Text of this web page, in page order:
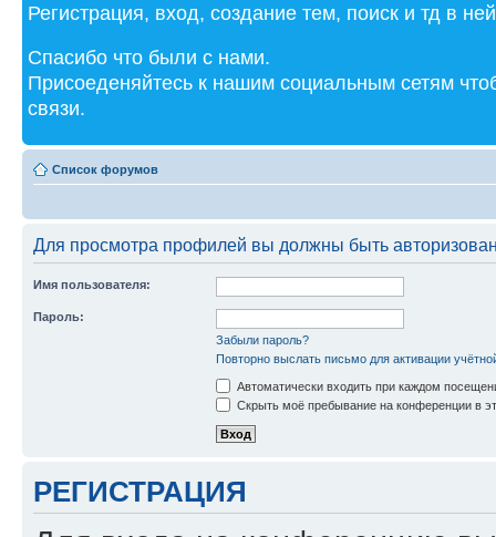
Регистрация, вход, создание тем, поиск и тд в
Спасибо что были с нами.
Присоеденяйтесь к нашим социальным сетям
связи.
Список форумов
Для просмотра профилей вы должны быть
Имя пользователя:
Пароль:
Забыли пароль?
Повторно выслать письмо для активации
Автоматически входить при каждом
Скрыть моё пребывание на конференции в
РЕГИСТРАЦИЯ